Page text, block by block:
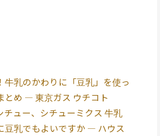
牛乳のかわりに「豆乳」を使っ
とめ — 東京ガス ウチコト
チュー、シチューミクス 牛乳
豆乳でもよいですか — ハウス